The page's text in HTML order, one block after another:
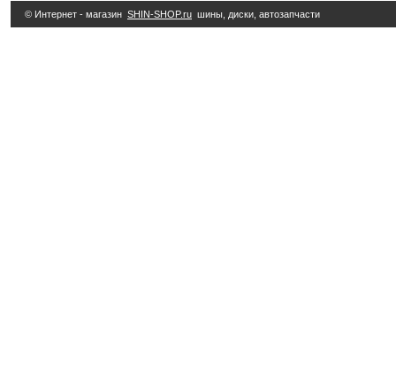
© Интернет - магазин SHIN-SHOP.ru шины, диски, автозапчасти